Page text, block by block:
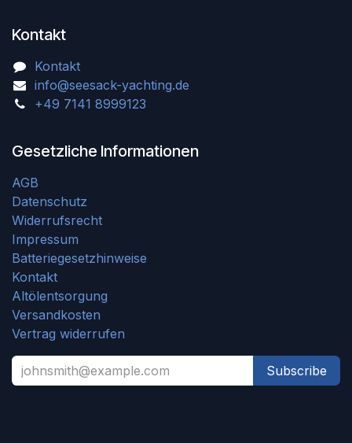
Kontakt
Kontakt
info@seesack-yachting.de
+49 7141 8999123
Gesetzliche Informationen
AGB
Datenschutz
Widerrufsrecht
Impressum
Batteriegesetzhinweise
Kontakt
Altölentsorgung
Versandkosten
Vertrag widerrufen
Subscribe